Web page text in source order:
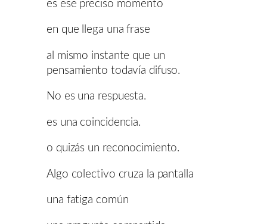
es ese preciso momento
en que llega una frase
al mismo instante que un
pensamiento todavía difuso.
No es una respuesta.
es una coincidencia.
o quizás un reconocimiento.
Algo colectivo cruza la pantalla
una fatiga común